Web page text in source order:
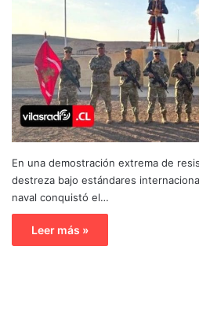
En una demostración extrema de
destreza bajo estándares
naval conquistó el…
Leer más »